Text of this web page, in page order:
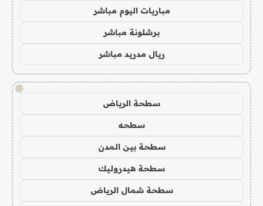
مباريات اليوم مباشر
برشلونة مباشر
ريال مدريد مباشر
!
سطحة الرياض
سطحه
سطحة بين المدن
سطحة هيدروليك
سطحة شمال الرياض